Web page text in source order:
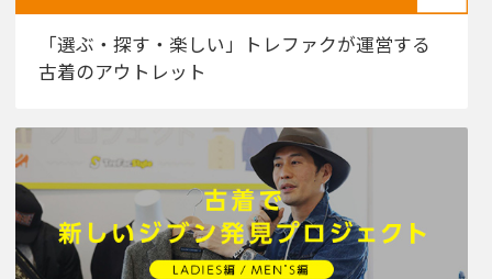
「選ぶ・探す・楽しい」トレファクが運営する
古着のアウトレット